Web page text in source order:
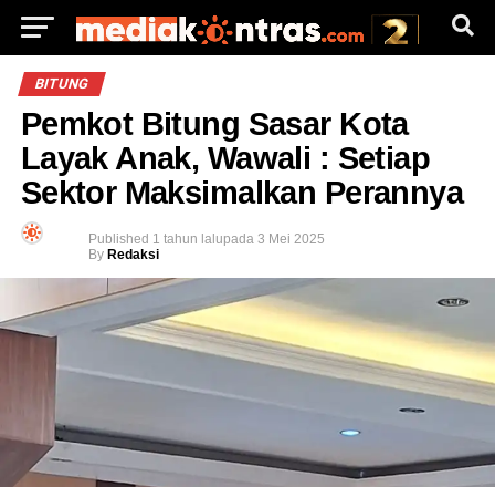
BITUNG
Pemkot Bitung Sasar Kota
Layak Anak, Wawali : Setiap
Sektor Maksimalkan Perannya
Published 1 tahun lalupada 3 Mei 2025
By Redaksi